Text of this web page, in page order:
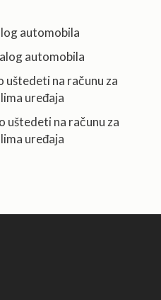
automobila
automobila
uštedeti na računu za
uređaja
uštedeti na računu za
uređaja